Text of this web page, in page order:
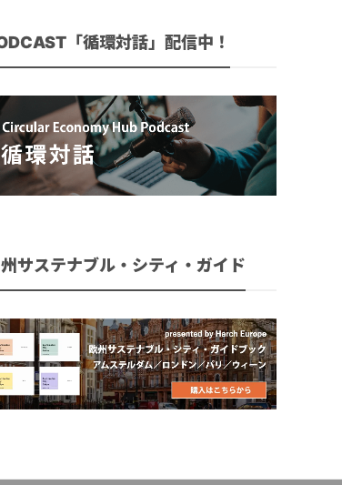
「循環対話」配信中！
州サステナブル・シティ・ガイド